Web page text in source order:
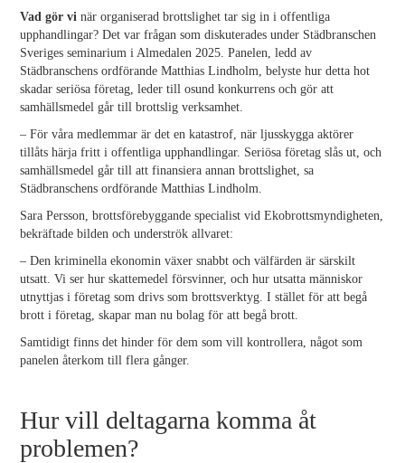
Vad gör vi när organiserad brottslighet tar sig in i offentliga
upphandlingar? Det var frågan som diskuterades under Städbranschen
Sveriges seminarium i Almedalen 2025. Panelen, ledd av
Städbranschens ordförande Matthias Lindholm, belyste hur detta hot
skadar seriösa företag, leder till osund konkurrens och gör att
samhällsmedel går till brottslig verksamhet.
– För våra medlemmar är det en katastrof, när ljusskygga aktörer
tillåts härja fritt i offentliga upphandlingar. Seriösa företag slås ut, och
samhällsmedel går till att finansiera annan brottslighet, sa
Städbranschens ordförande Matthias Lindholm.
Sara Persson, brottsförebyggande specialist vid Ekobrottsmyndigheten,
bekräftade bilden och underströk allvaret:
– Den kriminella ekonomin växer snabbt och välfärden är särskilt
utsatt. Vi ser hur skattemedel försvinner, och hur utsatta människor
utnyttjas i företag som drivs som brottsverktyg. I stället för att begå
brott i företag, skapar man nu bolag för att begå brott.
Samtidigt finns det hinder för dem som vill kontrollera, något som
panelen återkom till flera gånger.
Hur vill deltagarna komma åt
problemen?